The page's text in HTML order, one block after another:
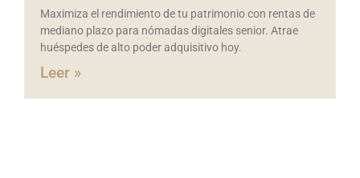
Maximiza el rendimiento de tu patrimonio con rentas de
mediano plazo para nómadas digitales senior. Atrae
huéspedes de alto poder adquisitivo hoy.
Leer »